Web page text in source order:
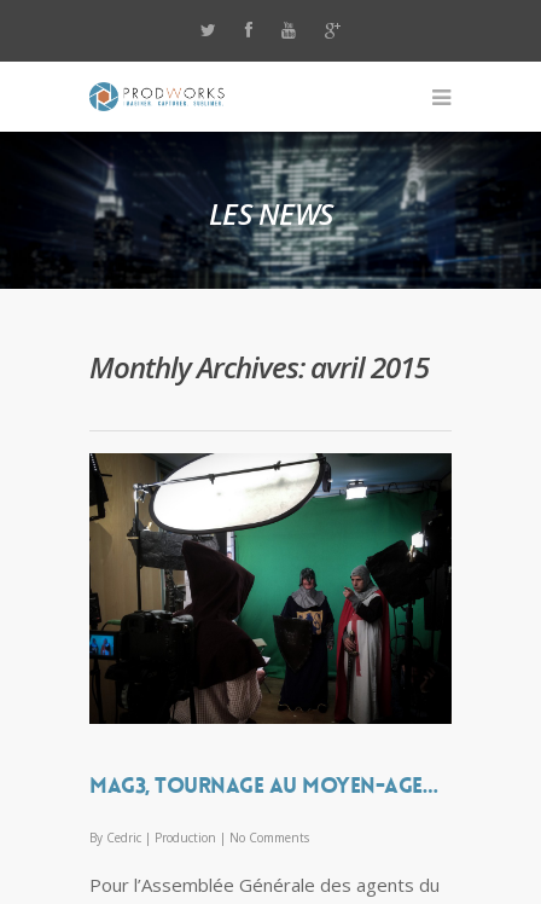
LES NEWS
Monthly Archives: avril 2015
MAG3, tournage au Moyen-Age…
By Cedric | Production | No Comments
Pour l’Assemblée Générale des agents du